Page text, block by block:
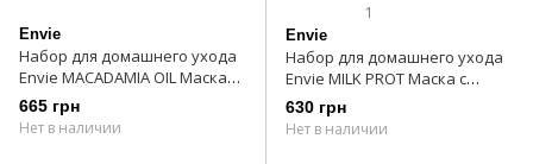
Envie
Набор для домашнего ухода
Envie MACADAMIA OIL Маска
глубокого увлажнения 250 мл
+ MACADAMIA OIL Шампунь
665 грн
Нет в наличии
1
Envie
Набор для домашнего ухода
Envie MILK PROT Маска с
молочными протеинами для
кудрявых волос 250 мл + MILK
630 грн
Нет в наличии